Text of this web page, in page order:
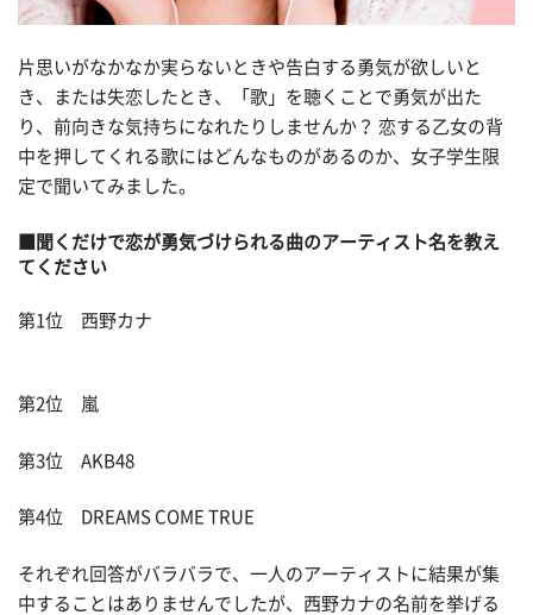
片思いがなかなか実らないときや告白する勇気が欲しいと
き、または失恋したとき、「歌」を聴くことで勇気が出た
り、前向きな気持ちになれたりしませんか？ 恋する乙女の背
中を押してくれる歌にはどんなものがあるのか、女子学生限
定で聞いてみました。
■聞くだけで恋が勇気づけられる曲のアーティスト名を教え
てください
第1位 西野カナ
第2位 嵐
第3位 AKB48
第4位 DREAMS COME TRUE
それぞれ回答がバラバラで、一人のアーティストに結果が集
中することはありませんでしたが、西野カナの名前を挙げる